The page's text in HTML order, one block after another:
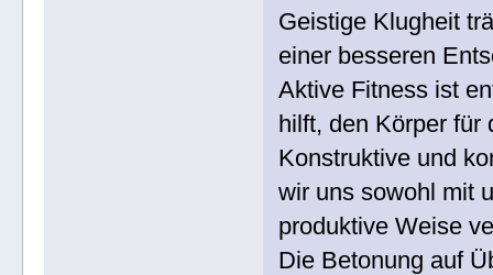
Geistige Klugheit
einer besseren
Aktive Fitness ist
hilft, den Körper für
Konstruktive und
wir uns sowohl mit
produktive Weise
Die Betonung auf